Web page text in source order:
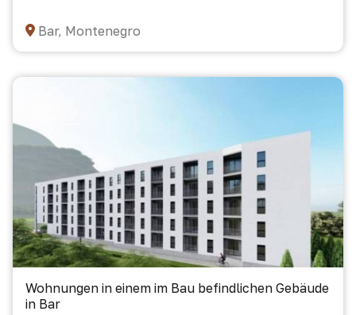
Bar, Montenegro
Wohnungen in einem im Bau befindlichen Gebäude
in Bar